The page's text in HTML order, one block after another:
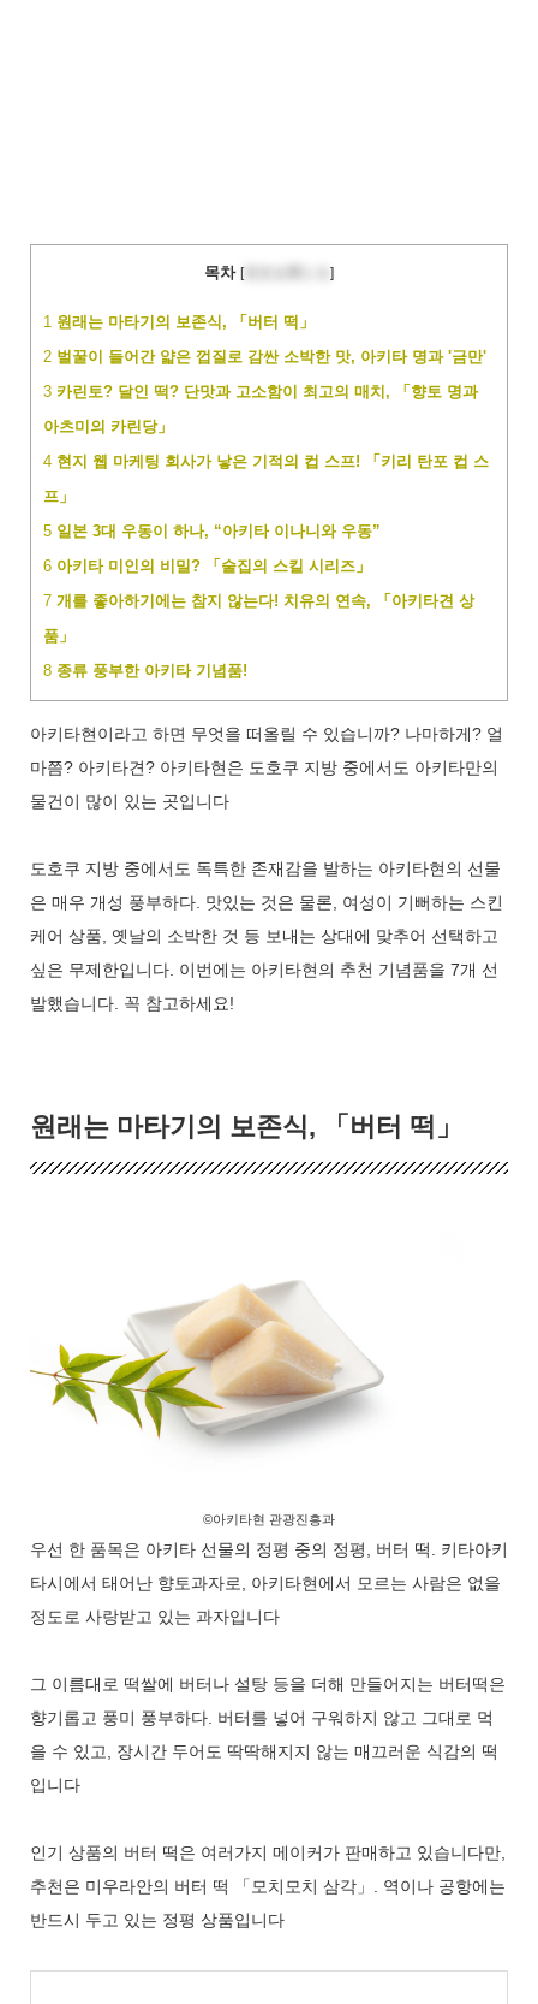
목차 [目次を閉じる ]
1원래는 마타기의 보존식, 「버터 떡」
2벌꿀이 들어간 얇은 껍질로 감싼 소박한 맛, 아키타 명과 '금만'
3카린토? 달인 떡? 단맛과 고소함이 최고의 매치, 「향토 명과
아츠미의 카린당」
4현지 웹 마케팅 회사가 낳은 기적의 컵 스프! 「키리 탄포 컵 스
프」
5일본 3대 우동이 하나, “아키타 이나니와 우동”
6아키타 미인의 비밀? 「술집의 스킬 시리즈」
7개를 좋아하기에는 참지 않는다! 치유의 연속, 「아키타견 상
품」
8종류 풍부한 아키타 기념품!
아키타현이라고 하면 무엇을 떠올릴 수 있습니까? 나마하게? 얼
마쯤? 아키타견? 아키타현은 도호쿠 지방 중에서도 아키타만의
물건이 많이 있는 곳입니다
도호쿠 지방 중에서도 독특한 존재감을 발하는 아키타현의 선물
은 매우 개성 풍부하다. 맛있는 것은 물론, 여성이 기뻐하는 스킨
케어 상품, 옛날의 소박한 것 등 보내는 상대에 맞추어 선택하고
싶은 무제한입니다. 이번에는 아키타현의 추천 기념품을 7개 선
발했습니다. 꼭 참고하세요!
원래는 마타기의 보존식, 「버터 떡」
©아키타현 관광진흥과
우선 한 품목은 아키타 선물의 정평 중의 정평, 버터 떡. 키타아키
타시에서 태어난 향토과자로, 아키타현에서 모르는 사람은 없을
정도로 사랑받고 있는 과자입니다
그 이름대로 떡쌀에 버터나 설탕 등을 더해 만들어지는 버터떡은
향기롭고 풍미 풍부하다. 버터를 넣어 구워하지 않고 그대로 먹
을 수 있고, 장시간 두어도 딱딱해지지 않는 매끄러운 식감의 떡
입니다
인기 상품의 버터 떡은 여러가지 메이커가 판매하고 있습니다만,
추천은 미우라안의 버터 떡 「모치모치 삼각」. 역이나 공항에는
반드시 두고 있는 정평 상품입니다